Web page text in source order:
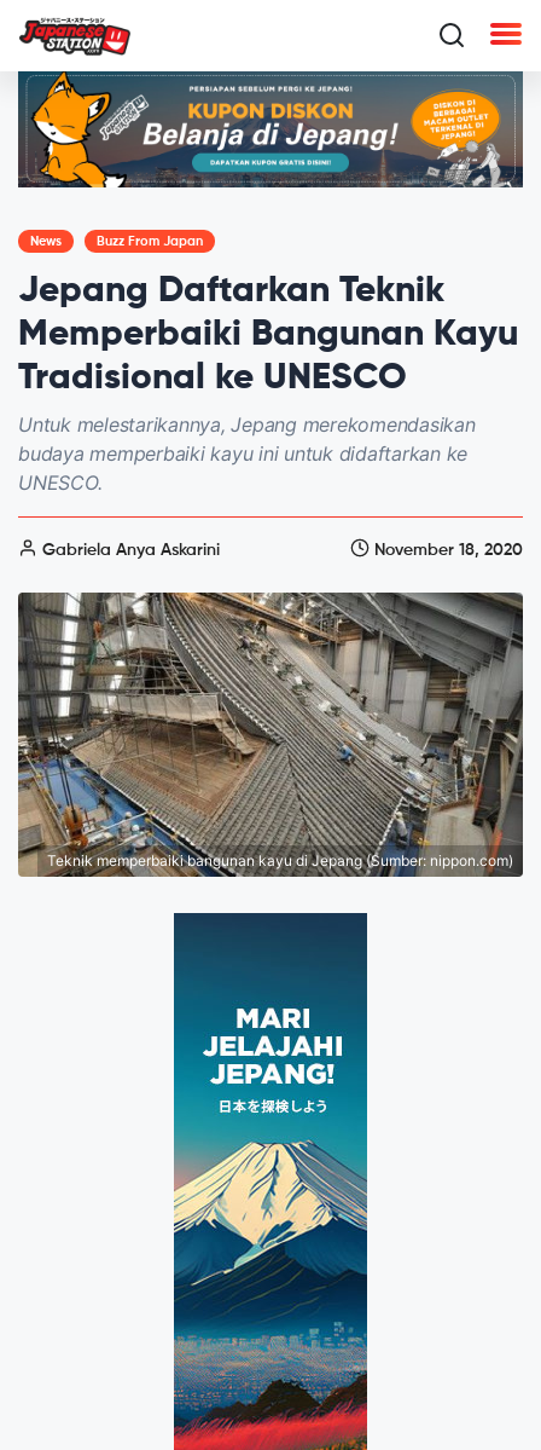
News Buzz From Japan
Jepang Daftarkan Teknik
Memperbaiki Bangunan Kayu
Tradisional ke UNESCO
Untuk melestarikannya, Jepang merekomendasikan
budaya memperbaiki kayu ini untuk didaftarkan ke
UNESCO.
Gabriela Anya Askarini November 18, 2020
Teknik memperbaiki bangunan kayu di Jepang (Sumber: nippon.com)